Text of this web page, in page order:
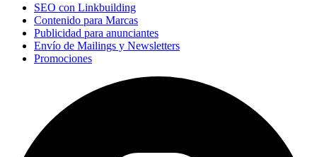
SEO con Linkbuilding
Contenido para Marcas
Publicidad para anunciantes
Envío de Mailings y Newsletters
Promociones